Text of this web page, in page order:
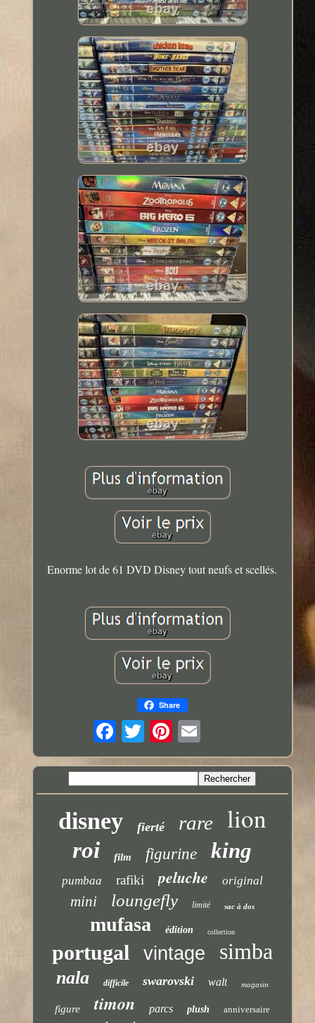
Enorme lot de 61 DVD Disney tout neufs et scellés.
Share
disney fierté rare lion
roi film figurine king
pumbaa rafiki peluche original
mini loungefly limité sac à dos
mufasa édition collection
portugal vintage simba
nala difficile swarovski walt magasin
figure timon parcs plush anniversaire